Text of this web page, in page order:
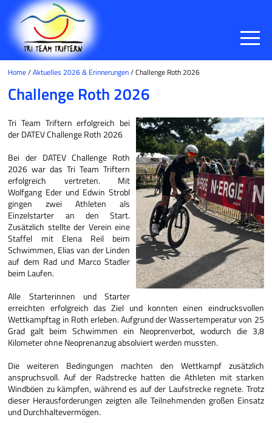
Home/Aktuelles 2026 & Erinnerungen/ Challenge Roth 2026
Challenge Roth 2026
Tri Team Triftern erfolgreich bei
der DATEV Challenge Roth 2026
Bei der DATEV Challenge Roth
2026 war das Tri Team Triftern
erfolgreich vertreten. Mit
Wolfgang Eder und Edwin Strobl
gingen zwei Athleten als
Einzelstarter an den Start.
Zusätzlich stellte der Verein eine
Staffel mit Elena Reil beim
Schwimmen, Elias van der Linden
auf dem Rad und Marco Stadler
beim Laufen.
Alle Starterinnen und Starter
erreichten erfolgreich das Ziel und konnten einen eindrucksvollen
Wettkampftag in Roth erleben. Aufgrund der Wassertemperatur von 25
Grad galt beim Schwimmen ein Neoprenverbot, wodurch die 3,8
Kilometer ohne Neoprenanzug absolviert werden mussten.
Die weiteren Bedingungen machten den Wettkampf zusätzlich
anspruchsvoll. Auf der Radstrecke hatten die Athleten mit starken
Windböen zu kämpfen, während es auf der Laufstrecke regnete. Trotz
dieser Herausforderungen zeigten alle Teilnehmenden großen Einsatz
und Durchhaltevermögen.